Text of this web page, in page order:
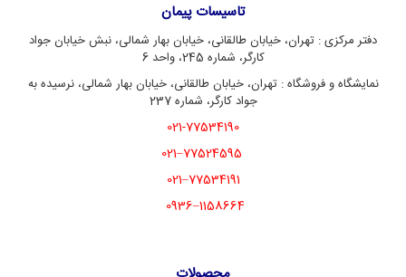
تاسیسات پیمان
دفتر مرکزی : تهران، خیابان طالقانی، خیابان بهار شمالی، نبش خیابان جواد
کارگر، شماره 245، واحد 6
نمایشگاه و فروشگاه : تهران، خیابان طالقانی، خیابان بهار شمالی، نرسیده به
جواد کارگر، شماره 237
021-77534190
77524595–021
77534191–021
1158664–0936